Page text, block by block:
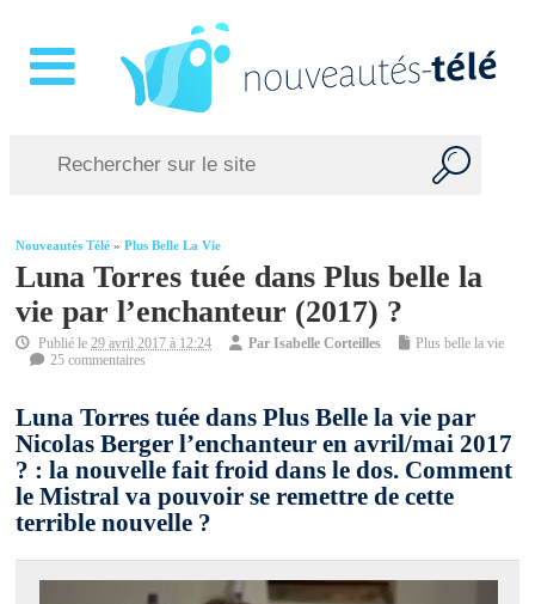
Nouveautés Télé »Plus Belle La Vie
Luna Torres tuée dans Plus belle la
vie par l’enchanteur (2017) ?
Publié le29 avril 2017 à 12:24 ParIsabelle Corteilles
Plus belle la vie
25 commentaires
Luna Torres tuée dans Plus Belle la vie par
Nicolas Berger l’enchanteur en avril/mai 2017
? : la nouvelle fait froid dans le dos. Comment
le Mistral va pouvoir se remettre de cette
terrible nouvelle ?